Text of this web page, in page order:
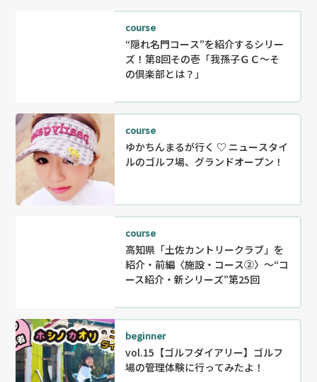
course
“隠れ名門コース”を紹介するシリー
ズ！第8回その壱「我孫子ＧＣ～そ
の倶楽部とは？」
course
ゆかちんまるが行く ♡ ニュースタイ
ルのゴルフ場、グランドオープン！
course
高知県「土佐カントリークラブ」を
紹介・前編〈施設・コース②〉～“コ
ース紹介・新シリーズ”第25回
beginner
vol.15【ゴルフダイアリー】ゴルフ
場の管理体験に行ってみたよ！